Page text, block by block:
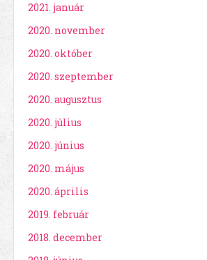
2021. január
2020. november
2020. október
2020. szeptember
2020. augusztus
2020. július
2020. június
2020. május
2020. április
2019. február
2018. december